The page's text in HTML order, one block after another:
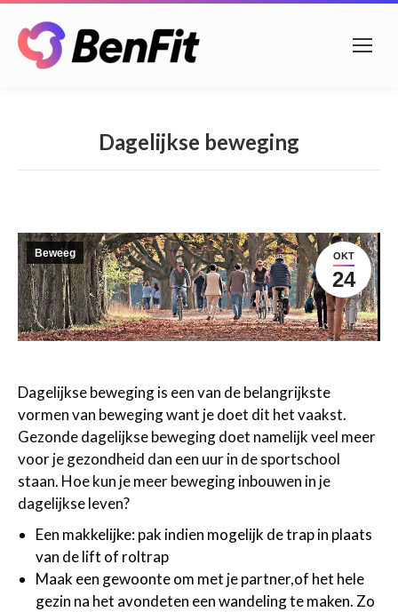
Dagelijkse beweging
OKT
24
Beweeg
Dagelijkse beweging is een van de belangrijkste
vormen van beweging want je doet dit het vaakst.
Gezonde dagelijkse beweging doet namelijk veel meer
voor je gezondheid dan een uur in de sportschool
staan. Hoe kun je meer beweging inbouwen in je
dagelijkse leven?
Een makkelijke: pak indien mogelijk de trap in plaats
van de lift of roltrap
Maak een gewoonte om met je partner,of het hele
gezin na het avondeten een wandeling te maken. Zo